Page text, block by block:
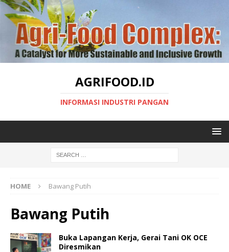
AGRIFOOD.ID
INFORMASI INDUSTRI PANGAN
HOME Bawang Putih
Bawang Putih
Buka Lapangan Kerja, Gerai Tani OK OCE
Diresmikan